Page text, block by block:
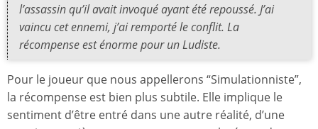
l’assassin qu’il avait invoqué ayant été repoussé. J’ai
vaincu cet ennemi, j’ai remporté le conflit. La
récompense est énorme pour un Ludiste.
Pour le joueur que nous appellerons “Simulationniste”,
la récompense est bien plus subtile. Elle implique le
sentiment d’être entré dans une autre réalité, d’une